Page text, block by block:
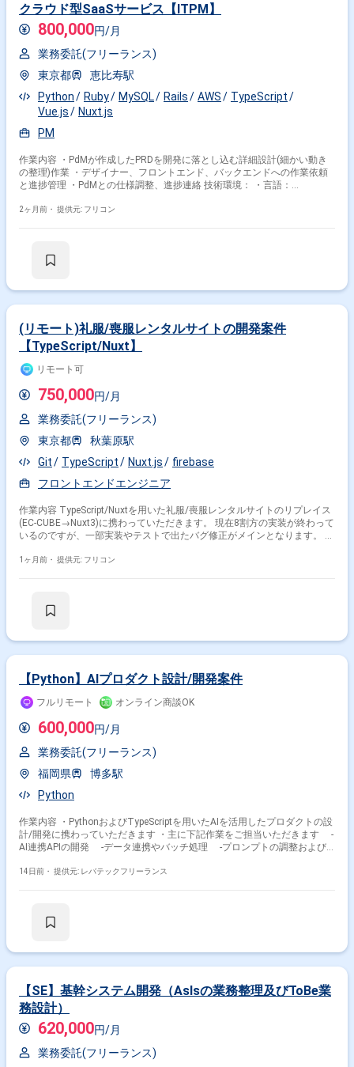
クラウド型SaaSサービス【ITPM】
800,000円/月
業務委託(フリーランス)
東京都
恵比寿駅
Python
Ruby MySQL Rails AWS
TypeScript
Vue.js
Nuxt.js
PM
作業内容 ・PdMが作成したPRDを開発に落とし込む詳細設計(細かい動き
の整理)作業 ・デザイナー、フロントエンド、バックエンドへの作業依頼
と進捗管理 ・PdMとの仕様調整、進捗連絡 技術環境： ・言語：
Rails ・DB：MySQL ・インフラ：AWS ・コミュニケーション：Slack、
2ヶ月前・ 提供元: フリコン
(リモート)礼服/喪服レンタルサイトの開発案件
【TypeScript/Nuxt】
リモート可
750,000円/月
業務委託(フリーランス)
東京都
秋葉原駅
Git
TypeScript Nuxt.js
firebase
フロントエンドエンジニア
作業内容 TypeScript/Nuxtを用いた礼服/喪服レンタルサイトのリプレイス
(EC-CUBE→Nuxt3)に携わっていただきます。 現在8割方の実装が終わって
いるのですが、一部実装やテストで出たバグ修正がメインとなります。 技
ーム：Firebase ・開発ツール：git、Chatwork等
1ヶ月前・ 提供元: フリコン
【Python】AIプロダクト設計/開発案件
フルリモート オンライン商談OK
600,000円/月
業務委託(フリーランス)
福岡県
博多駅
Python
作業内容 ・PythonおよびTypeScriptを用いたAIを活用したプロダクトの設
計/開発に携わっていただきます ・主に下記作業をご担当いただきます -
AI連携APIの開発 -データ連携やバッチ処理 -プロンプトの調整および
14日前・ 提供元: レバテックフリーランス
【SE】基幹システム開発（AsIsの業務整理及びToBe業
務設計）
620,000円/月
業務委託(フリーランス)